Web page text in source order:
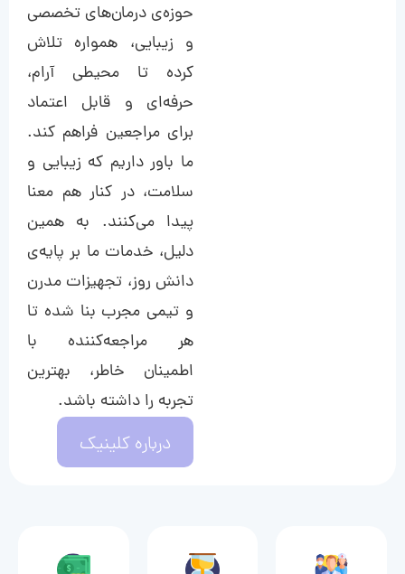
حوزه‌ی درمان‌های تخصصی
و زیبایی، همواره تلاش
کرده تا محیطی آرام،
حرفه‌ای و قابل اعتماد
برای مراجعین فراهم کند.
ما باور داریم که زیبایی و
سلامت، در کنار هم معنا
پیدا می‌کنند. به همین
دلیل، خدمات ما بر پایه‌ی
دانش روز، تجهیزات مدرن
و تیمی مجرب بنا شده تا
هر مراجعه‌کننده با
اطمینان خاطر، بهترین
تجربه را داشته باشد.
درباره کلینیک